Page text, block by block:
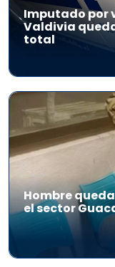
Imputado por
Valdivia
total
Hombre
el sector